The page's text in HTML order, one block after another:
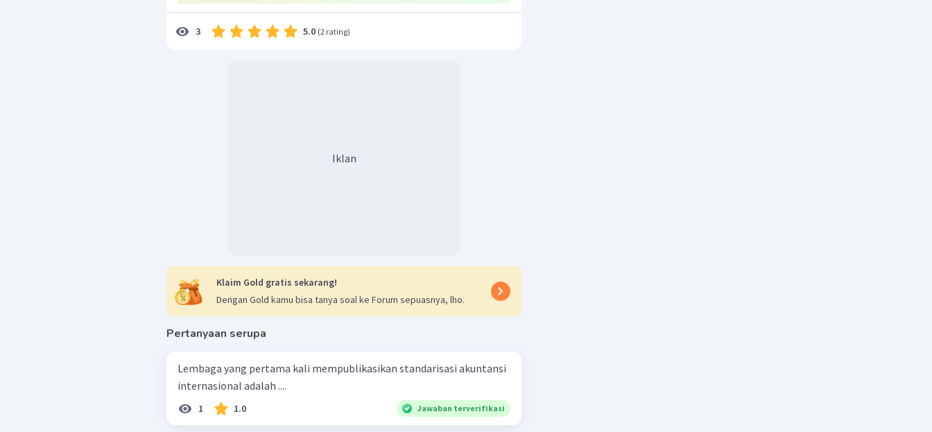
3 5.0 (2 rating)
Iklan
Klaim Gold gratis sekarang!
Dengan Gold kamu bisa tanya soal ke Forum sepuasnya, lho.
Pertanyaan serupa
Lembaga yang pertama kali mempublikasikan standarisasi akuntansi
internasional adalah ....
1 1.0 Jawaban terverifikasi